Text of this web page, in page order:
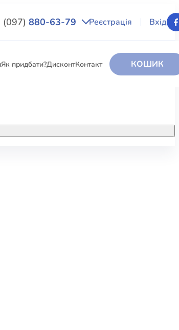
(097) 880-63-79 Реєстрація Вхід
Як придбати?ДисконтКонтакт КОШИК